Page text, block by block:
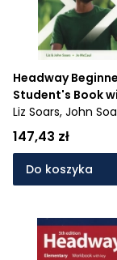
Headway
Student's Book
Practice
Liz Soars, John
McCaul
147,43 zł
Do koszyka